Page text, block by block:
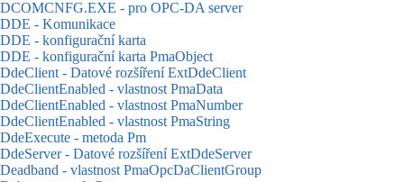
DCOMCNFG.EXE - pro OPC-DA server
DDE - Komunikace
DDE - konfigurační karta
DDE - konfigurační karta PmaObject
DdeClient - Datové rozšíření ExtDdeClient
DdeClientEnabled - vlastnost PmaData
DdeClientEnabled - vlastnost PmaNumber
DdeClientEnabled - vlastnost PmaString
DdeExecute - metoda Pm
DdeServer - Datové rozšíření ExtDdeServer
Deadband - vlastnost PmaOpcDaClientGroup